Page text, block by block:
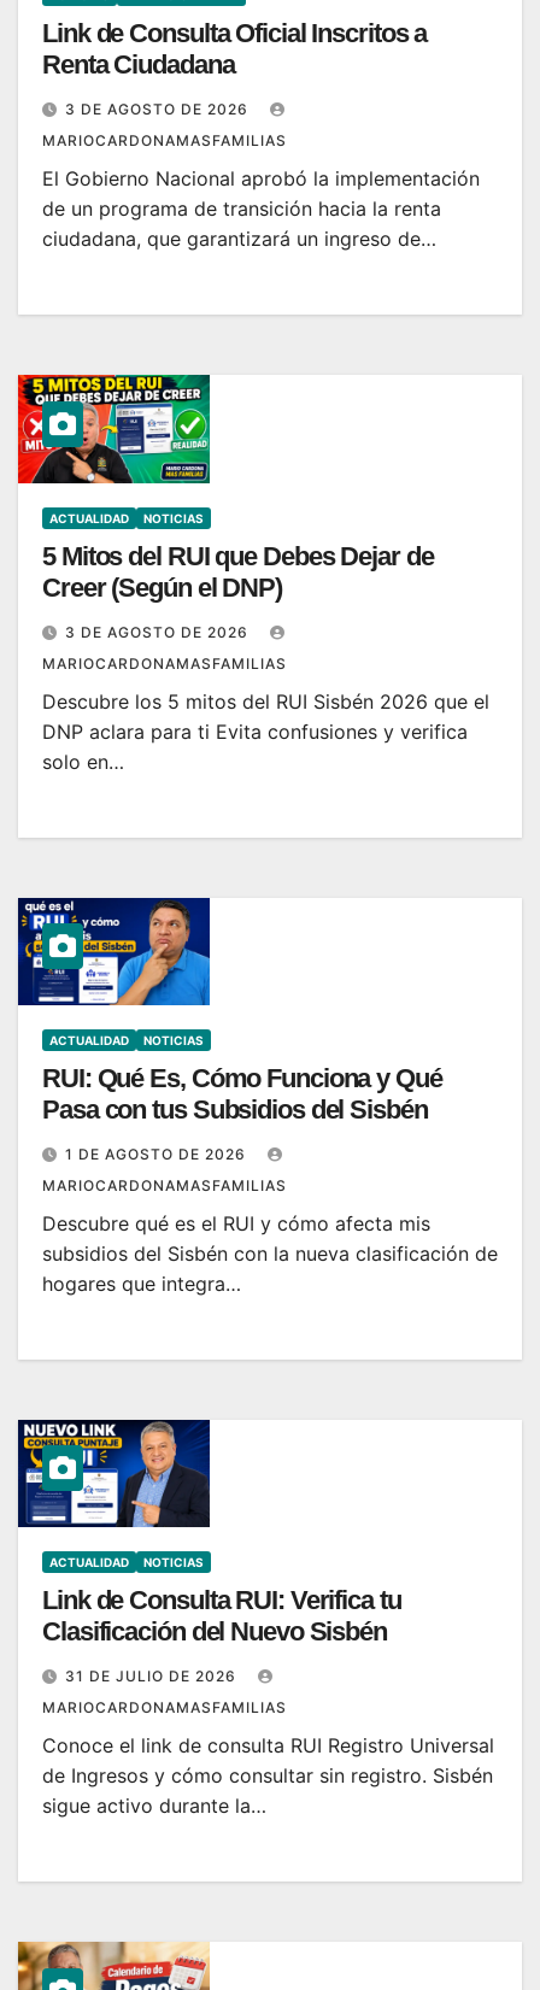
Link de Consulta Oficial Inscritos a
Renta Ciudadana
3 DE AGOSTO DE 2026
MARIOCARDONAMASFAMILIAS
El Gobierno Nacional aprobó la implementación
de un programa de transición hacia la renta
ciudadana, que garantizará un ingreso de…
ACTUALIDAD NOTICIAS
5 Mitos del RUI que Debes Dejar de
Creer (Según el DNP)
3 DE AGOSTO DE 2026
MARIOCARDONAMASFAMILIAS
Descubre los 5 mitos del RUI Sisbén 2026 que el
DNP aclara para ti Evita confusiones y verifica
solo en…
ACTUALIDAD NOTICIAS
RUI: Qué Es, Cómo Funciona y Qué
Pasa con tus Subsidios del Sisbén
1 DE AGOSTO DE 2026
MARIOCARDONAMASFAMILIAS
Descubre qué es el RUI y cómo afecta mis
subsidios del Sisbén con la nueva clasificación de
hogares que integra…
ACTUALIDAD NOTICIAS
Link de Consulta RUI: Verifica tu
Clasificación del Nuevo Sisbén
31 DE JULIO DE 2026
MARIOCARDONAMASFAMILIAS
Conoce el link de consulta RUI Registro Universal
de Ingresos y cómo consultar sin registro. Sisbén
sigue activo durante la…